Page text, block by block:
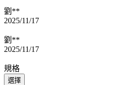
劉**
2025/11/17
劉**
2025/11/17
規格
選擇